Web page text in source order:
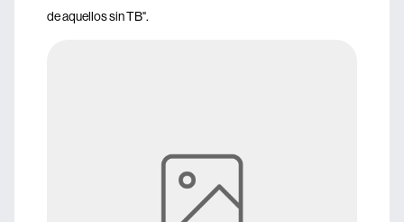
de aquellos sin TB".